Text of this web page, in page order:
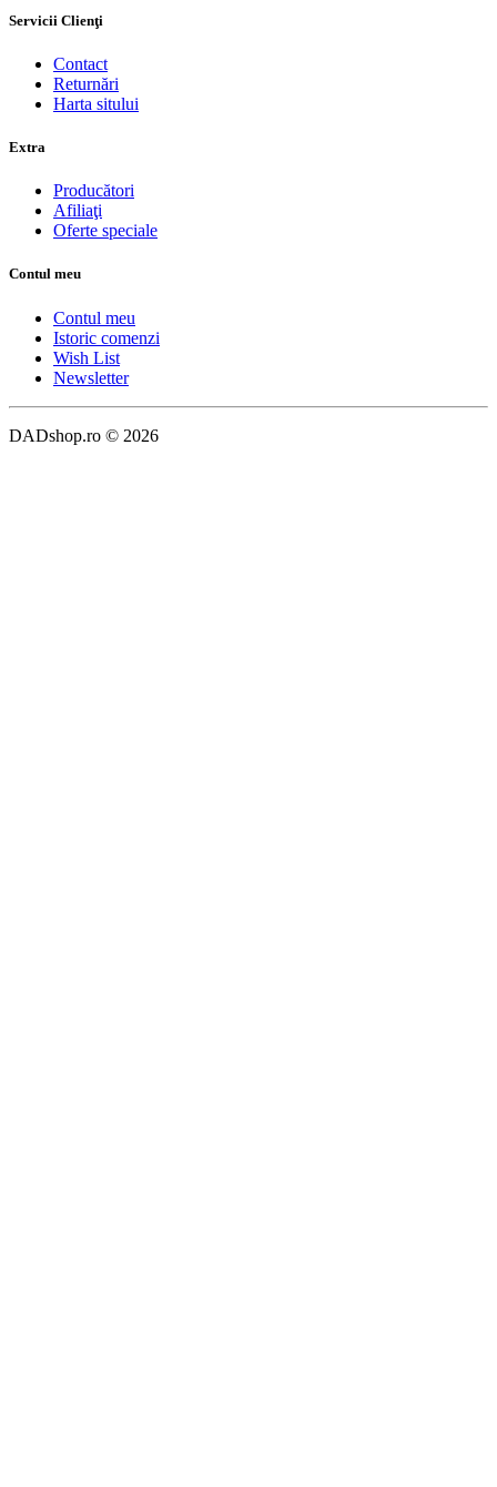
Servicii Clienţi
Contact
Returnări
Harta sitului
Extra
Producători
Afiliaţi
Oferte speciale
Contul meu
Contul meu
Istoric comenzi
Wish List
Newsletter
DADshop.ro © 2026